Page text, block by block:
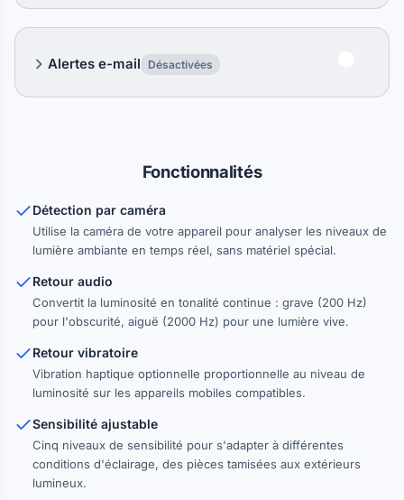
Alertes e-mail Désactivées
Fonctionnalités
Détection par caméra
Utilise la caméra de votre appareil pour analyser les niveaux de
lumière ambiante en temps réel, sans matériel spécial.
Retour audio
Convertit la luminosité en tonalité continue : grave (200 Hz)
pour l'obscurité, aiguë (2000 Hz) pour une lumière vive.
Retour vibratoire
Vibration haptique optionnelle proportionnelle au niveau de
luminosité sur les appareils mobiles compatibles.
Sensibilité ajustable
Cinq niveaux de sensibilité pour s'adapter à différentes
conditions d'éclairage, des pièces tamisées aux extérieurs
lumineux.